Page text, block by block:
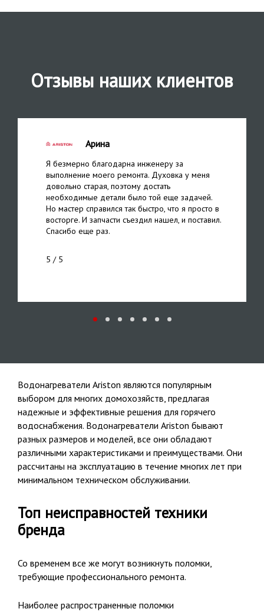
Отзывы наших клиентов
Арина
Я безмерно благодарна инженеру за
выполнение моего ремонта. Духовка у меня
довольно старая, поэтому достать
необходимые детали было той еще задачей.
Но мастер справился так быстро, что я просто в
восторге. И запчасти съездил нашел, и поставил.
Спасибо еще раз.
5 / 5
Водонагреватели Ariston являются популярным
выбором для многих домохозяйств, предлагая
надежные и эффективные решения для горячего
водоснабжения. Водонагреватели Ariston бывают
разных размеров и моделей, все они обладают
различными характеристиками и преимуществами. Они
рассчитаны на эксплуатацию в течение многих лет при
минимальном техническом обслуживании.
Топ неисправностей техники
бренда
Со временем все же могут возникнуть поломки,
требующие профессионального ремонта.
Наиболее распространенные поломки